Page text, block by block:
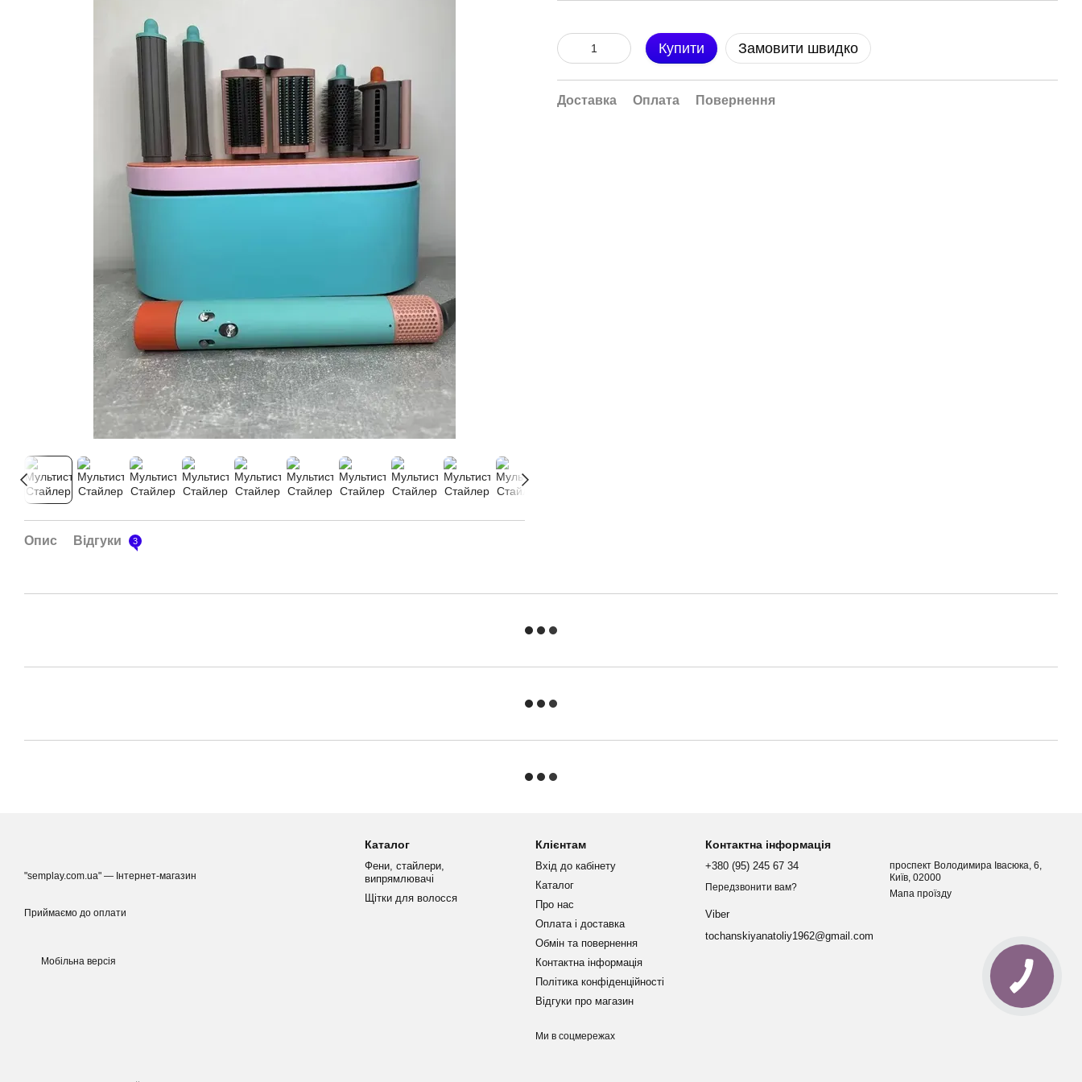
Опис Відгуки 3
Купити Замовити швидко
Доставка Оплата Повернення
"semplay.com.ua" — Інтернет-магазин
Приймаємо до оплати
Мобільна версія
Каталог
Фени, стайлери,
випрямлювачі
Щітки для волосся
Клієнтам
Вхід до кабінету
Каталог
Про нас
Оплата і доставка
Обмін та повернення
Контактна інформація
Політика конфіденційності
Відгуки про магазин
Ми в соцмережах
Контактна інформація
+380 (95) 245 67 34
Передзвонити вам?
Viber
tochanskiyanatoliy1962@gmail.com
проспект Володимира Івасюка, 6,
Київ, 02000
Мапа проїзду